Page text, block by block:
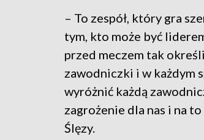
– To zespół, który gra
tym, kto może być
przed meczem tak
zawodniczki i w każdym
wyróżnić każdą
zagrożenie dla nas i na
Ślęzy.